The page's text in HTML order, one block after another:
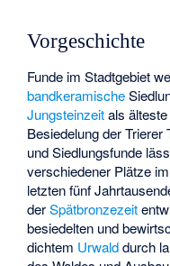
Vorgeschichte
Funde im Stadtgebiet
bandkeramische
Jungsteinzeitals
Besiedelung der Trierer
und Siedlungsfunde
verschiedener Plätze
letzten fünf
derSpätbronzezeit
besiedelten und
dichtem Urwalddurch